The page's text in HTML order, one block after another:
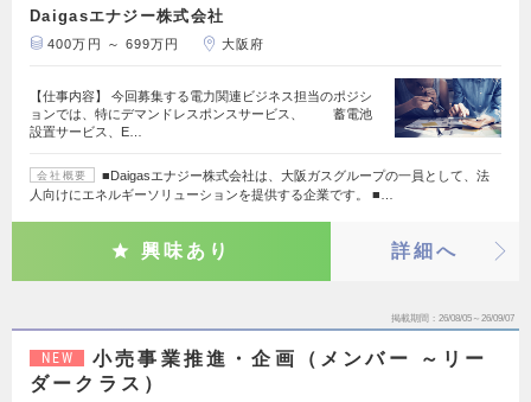
Daigasエナジー株式会社
400万円 ～ 699万円 大阪府
【仕事内容】 今回募集する電力関連ビジネス担当のポジシ
ョンでは、特にデマンドレスポンスサービス、 蓄電池
設置サービス、E…
会社概要
■Daigasエナジー株式会社は、大阪ガスグループの一員として、法
人向けにエネルギーソリューションを提供する企業です。 ■…
興味あり 詳細へ
掲載期間 26/08/05～26/09/07
NEW
小売事業推進・企画（メンバー ～リー
ダークラス）